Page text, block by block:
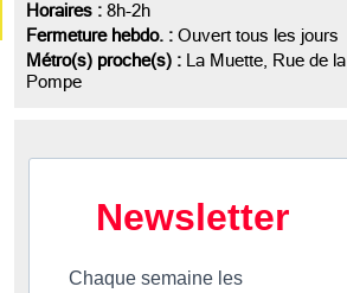
Horaires : 8h-2h
Fermeture hebdo. : Ouvert tous les jours
Métro(s) proche(s) : La Muette, Rue de la
Pompe
Newsletter
Chaque semaine les